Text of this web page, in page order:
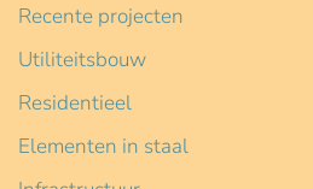
Recente projecten
Utiliteitsbouw
Residentieel
Elementen in staal